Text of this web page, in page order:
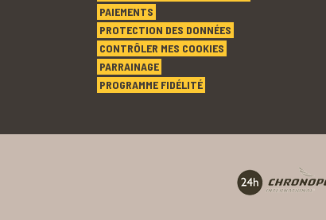
PAIEMENTS
PROTECTION DES DONNÉES
CONTRÔLER MES COOKIES
PARRAINAGE
PROGRAMME FIDÉLITÉ